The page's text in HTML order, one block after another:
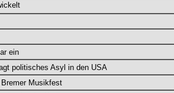
ein
politisches Asyl in den USA
Musikfest